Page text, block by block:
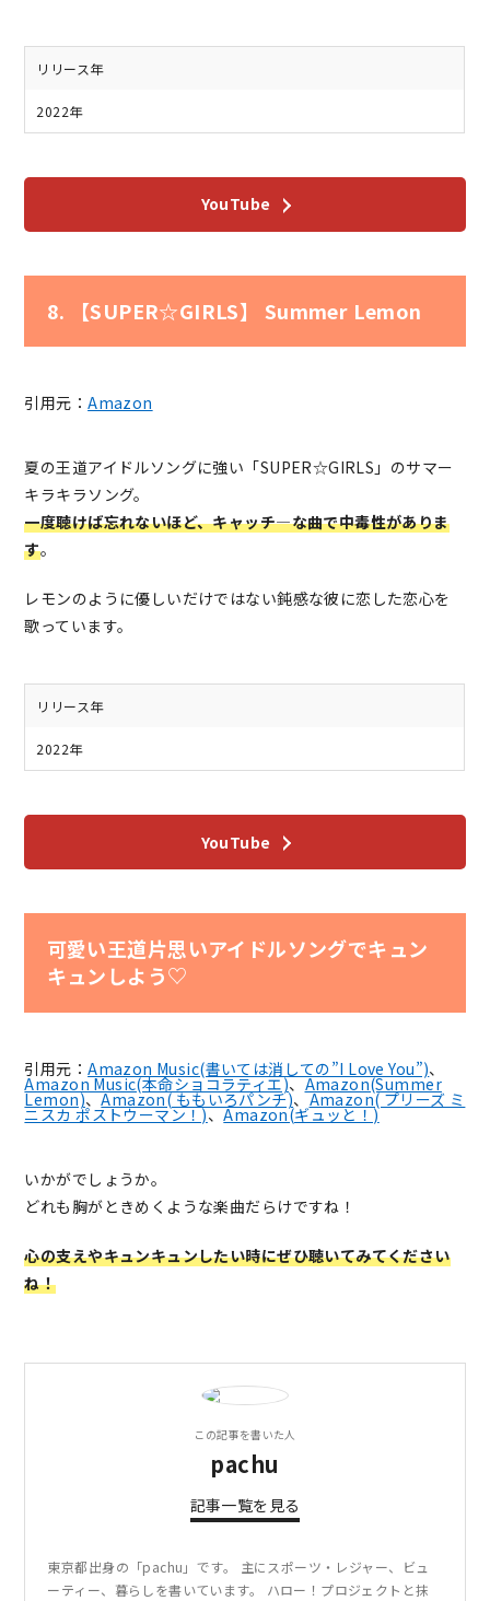
リリース年
2022年
YouTube
8. 【SUPER☆GIRLS】 Summer Lemon
引用元：Amazon
夏の王道アイドルソングに強い「SUPER☆GIRLS」のサマー
キラキラソング。
一度聴けば忘れないほど、キャッチ―な曲で中毒性がありま
す。
レモンのように優しいだけではない鈍感な彼に恋した恋心を
歌っています。
リリース年
2022年
YouTube
可愛い王道片思いアイドルソングでキュン
キュンしよう♡
引用元：Amazon Music(書いては消しての”I Love You”)、
Amazon Music(本命ショコラティエ)、Amazon(Summer
Lemon)、Amazon( ももいろパンチ)、Amazon( プリーズ ミ
ニスカ ポストウーマン！)、Amazon(ギュッと！)
いかがでしょうか。
どれも胸がときめくような楽曲だらけですね！
心の支えやキュンキュンしたい時にぜひ聴いてみてください
ね！
この記事を書いた人
pachu
記事一覧を見る
東京都出身の「pachu」です。 主にスポーツ・レジャー、ビュ
ーティー、暮らしを書いています。 ハロー！プロジェクトと抹